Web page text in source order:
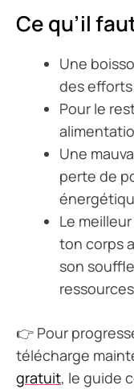
Ce qu’il
Une
des
Pour le
Une
perte de
Le
ton corps
son
👉 Pour
télécharge
gratuit, le guide